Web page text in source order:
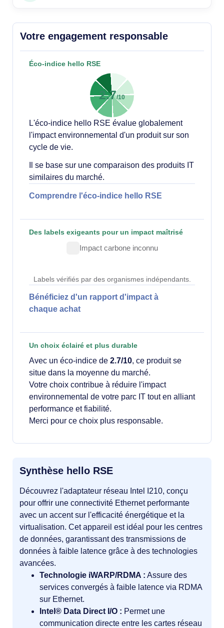
Votre engagement responsable
Éco-indice hello RSE
2.7/10
L'éco-indice hello RSE évalue globalement
l'impact environnemental d'un produit sur son
cycle de vie.
Il se base sur une comparaison des produits IT
similaires du marché.
Comprendre l'éco-indice hello RSE
Des labels exigeants pour un impact maîtrisé
Impact carbone inconnu
Labels vérifiés par des organismes indépendants.
Bénéficiez d'un rapport d'impact à
chaque achat
Un choix éclairé et plus durable
Avec un éco-indice de 2.7/10, ce produit se
situe dans la moyenne du marché.
Votre choix contribue à réduire l'impact
environnemental de votre parc IT tout en alliant
performance et fiabilité.
Merci pour ce choix plus responsable.
Synthèse hello RSE
Découvrez l'adaptateur réseau Intel I210, conçu
pour offrir une connectivité Ethernet performante
avec un accent sur l'efficacité énergétique et la
virtualisation. Cet appareil est idéal pour les centres
de données, garantissant des transmissions de
données à faible latence grâce à des technologies
avancées.
Technologie iWARP/RDMA : Assure des
services convergés à faible latence via RDMA
sur Ethernet.
Intel® Data Direct I/O : Permet une
communication directe entre les cartes réseau